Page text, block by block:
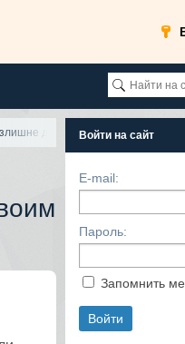
доверять своим iPhone и A
Войти на сайт
E-mail:
Пароль:
Запомнить